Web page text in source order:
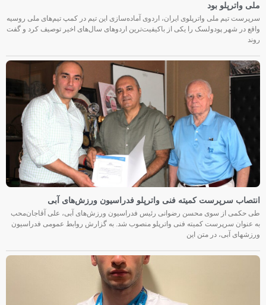
ملی واترپلو بود
سرپرست تیم ملی واترپلوی ایران، اردوی آماده‌سازی این تیم در کمپ تیم‌های ملی روسیه
واقع در شهر پودولسک را یکی از باکیفیت‌ترین اردوهای سال‌های اخیر توصیف کرد و گفت
روند
انتصاب سرپرست کمیته فنی واترپلو فدراسیون ورزش‌های آبی
طی حکمی از سوی محسن رضوانی رئیس فدراسیون ورزش‌های آبی، علی آقاجان‌محب
به عنوان سرپرست کمیته فنی واترپلو منصوب شد. به گزارش روابط عمومی فدراسیون
ورزشهای آبی، در متن این